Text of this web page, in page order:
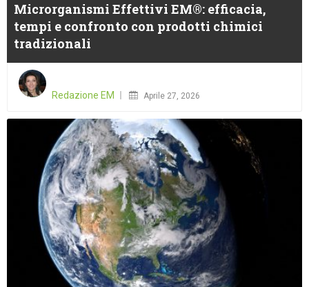
Microrganismi Effettivi EM®: efficacia,
tempi e confronto con prodotti chimici
tradizionali
Redazione EM
Aprile 27, 2026